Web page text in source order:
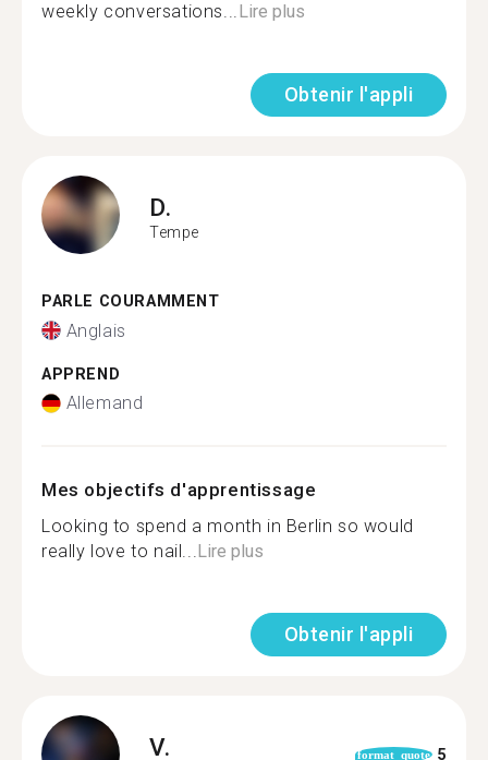
weekly conversations...Lire plus
Obtenir l'appli
D.
Tempe
PARLE COURAMMENT
Anglais
APPREND
Allemand
Mes objectifs d'apprentissage
Looking to spend a month in Berlin so would
really love to nail...Lire plus
Obtenir l'appli
V. format_quote 5